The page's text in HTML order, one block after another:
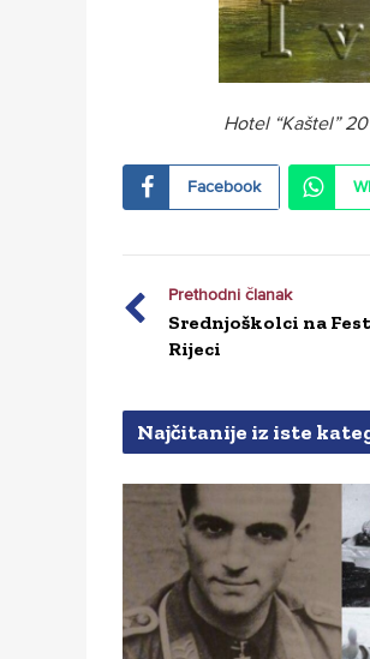
Hotel “Kaštel”
Facebook
Prethodni članak
Srednjoškolci na
Rijeci
Najčitanije iz iste